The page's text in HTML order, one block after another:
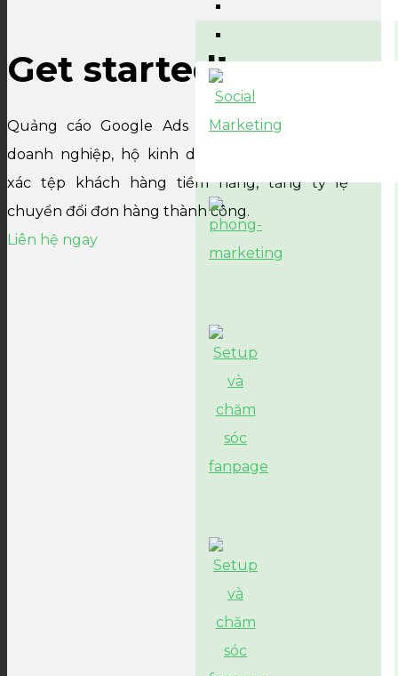
Get started!
Quảng cáo Google Ads tại WIFIM giúp chủ
doanh nghiệp, hộ kinh doanh tiếp cận chính
xác tệp khách hàng tiềm năng, tăng tỷ lệ
chuyển đổi đơn hàng thành công.
Liên hệ ngay